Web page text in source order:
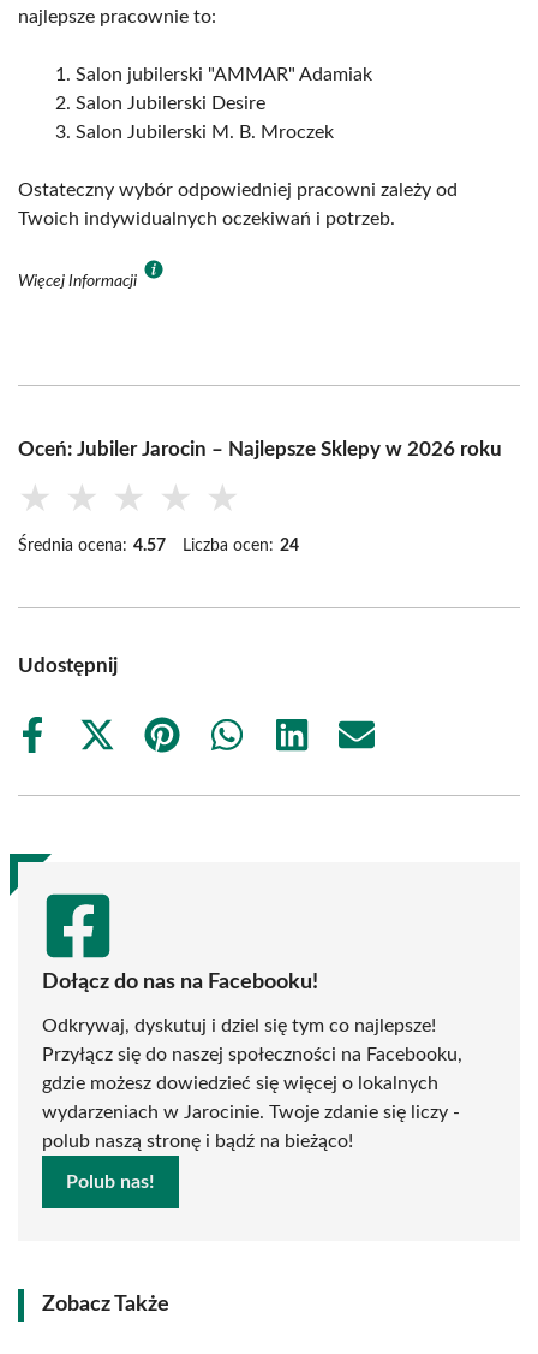
najlepsze pracownie to:
Salon jubilerski "AMMAR" Adamiak
Salon Jubilerski Desire
Salon Jubilerski M. B. Mroczek
Ostateczny wybór odpowiedniej pracowni zależy od
Twoich indywidualnych oczekiwań i potrzeb.
Więcej Informacji
Oceń: Jubiler Jarocin – Najlepsze Sklepy w 2026 roku
★ ★ ★ ★ ★
Średnia ocena: 4.57 Liczba ocen: 24
Udostępnij
Share
Share
(Twitter)
Share
Share
Share
Share
Dołącz do nas na Facebooku!
Odkrywaj, dyskutuj i dziel się tym co najlepsze!
Przyłącz się do naszej społeczności na Facebooku,
gdzie możesz dowiedzieć się więcej o lokalnych
wydarzeniach w Jarocinie. Twoje zdanie się liczy -
polub naszą stronę i bądź na bieżąco!
Polub nas!
Zobacz Także